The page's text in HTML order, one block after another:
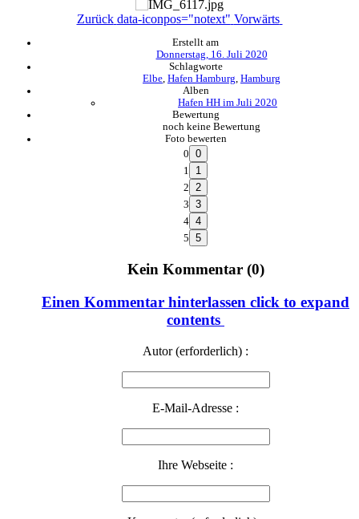
Zurück data-iconpos="notext" Vorwärts
Erstellt am
Donnerstag, 16. Juli 2020
Schlagworte
Elbe Hafen Hamburg Hamburg
Alben
Hafen HH im Juli 2020
Bewertung
noch keine Bewertung
Foto bewerten
0
1
2
3
4
5
Kein Kommentar (0)
Einen Kommentar hinterlassen click to expand
contents
Autor (erforderlich) :
E-Mail-Adresse :
Ihre Webseite :